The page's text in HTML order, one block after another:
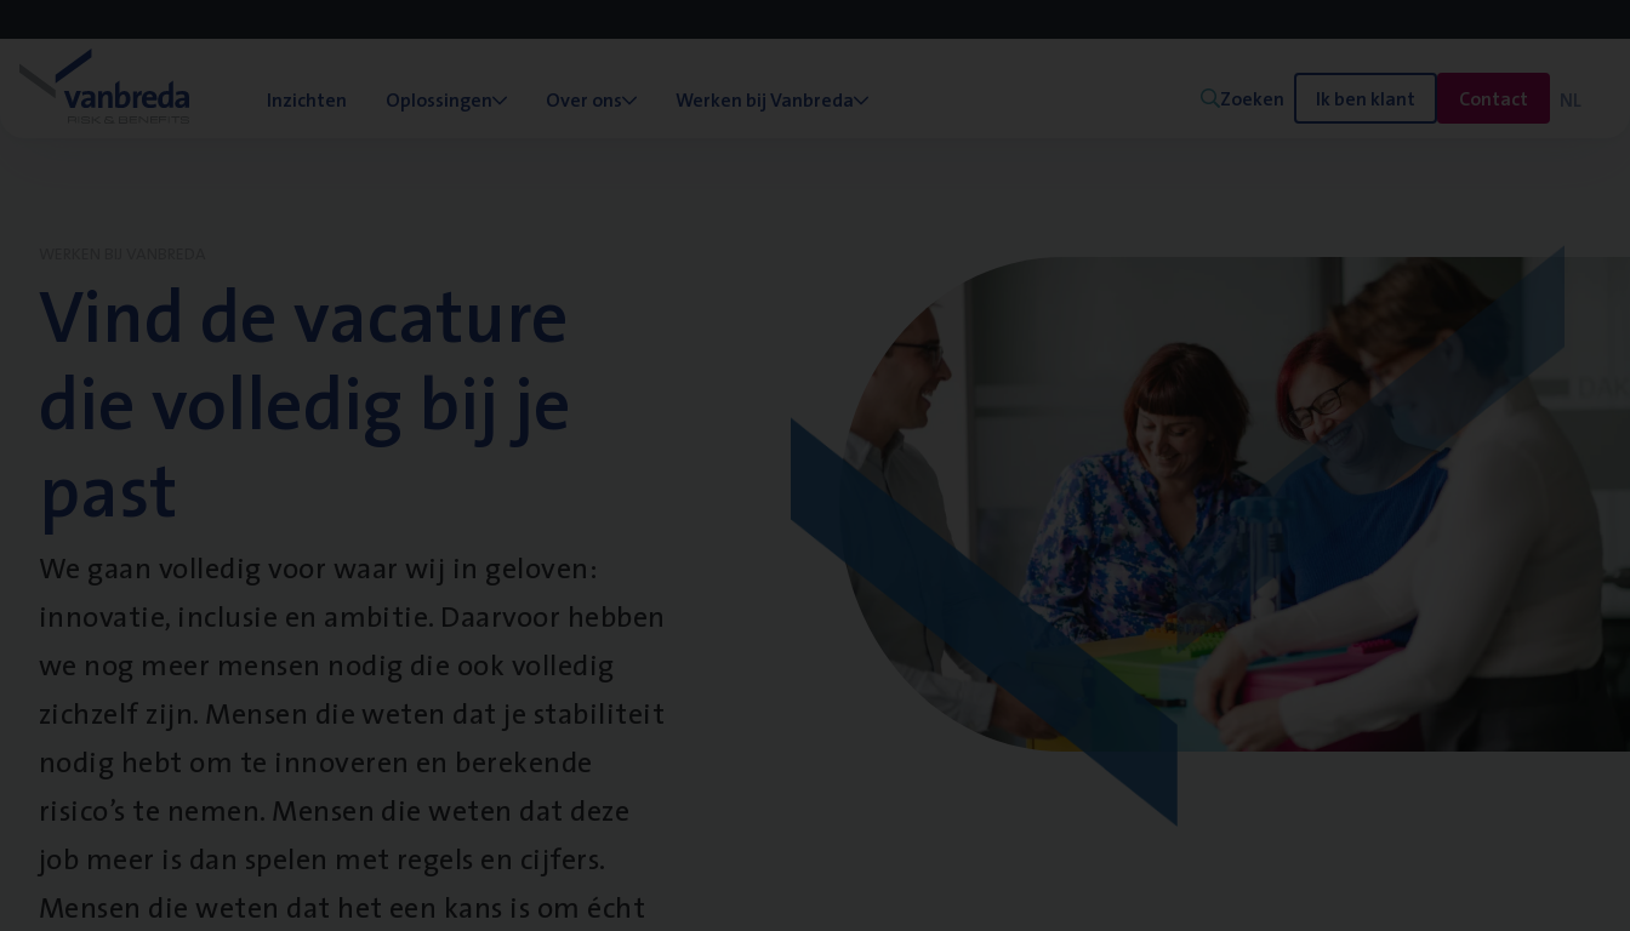
Inzichten Oplossingen Over ons Werken bij Vanbreda Zoeken Ik ben klant Contact NL
Vind de vacature
die volledig bij je
past
We gaan volledig voor waar wij in geloven:
innovatie, inclusie en ambitie. Daarvoor hebben
we nog meer mensen nodig die ook volledig
zichzelf zijn. Mensen die weten dat je stabiliteit
nodig hebt om te innoveren en berekende
risico’s te nemen. Mensen die weten dat deze
job meer is dan spelen met regels en cijfers.
Mensen die weten dat het een kans is om écht